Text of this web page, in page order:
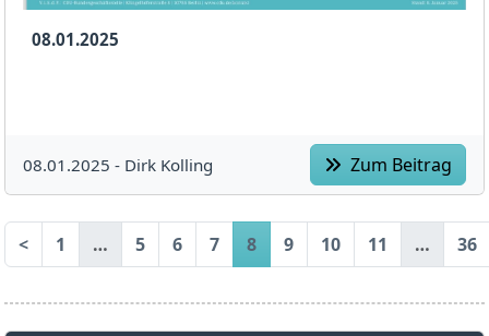
08.01.2025
08.01.2025 - Dirk Kolling Zum Beitrag
< 1 … 5 6 7 8 9 10 11 … 36